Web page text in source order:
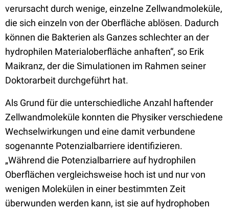
verursacht durch wenige, einzelne Zellwandmoleküle,
die sich einzeln von der Oberfläche ablösen. Dadurch
können die Bakterien als Ganzes schlechter an der
hydrophilen Materialoberfläche anhaften“, so Erik
Maikranz, der die Simulationen im Rahmen seiner
Doktorarbeit durchgeführt hat.
Als Grund für die unterschiedliche Anzahl haftender
Zellwandmoleküle konnten die Physiker verschiedene
Wechselwirkungen und eine damit verbundene
sogenannte Potenzialbarriere identifizieren.
„Während die Potenzialbarriere auf hydrophilen
Oberflächen vergleichsweise hoch ist und nur von
wenigen Molekülen in einer bestimmten Zeit
überwunden werden kann, ist sie auf hydrophoben